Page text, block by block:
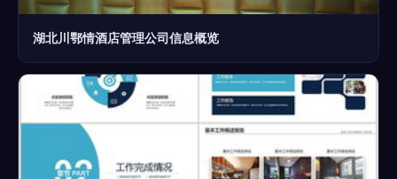
湖北川鄂情酒店管理公司信息概览